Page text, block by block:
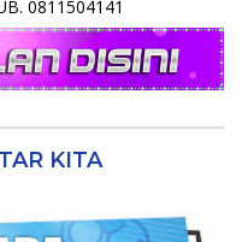
0811504141
KITA